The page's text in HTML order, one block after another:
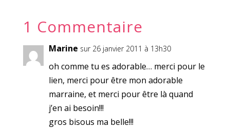
1 Commentaire
Marine sur 26 janvier 2011 à 13h30
oh comme tu es adorable… merci pour le
lien, merci pour être mon adorable
marraine, et merci pour être là quand
j’en ai besoin!!!
gros bisous ma belle!!!